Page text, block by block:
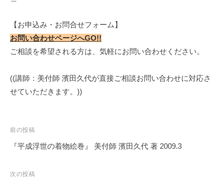
【お申込み・お問合せフォーム】
お問い合わせページへGO!!
ご相談を希望される方は、気軽にお問い合わせください。
((講師：美付師 濱田久代が直接ご相談お問い合わせに対応さ
せていただきます。))
投
稿
ビ
前の投稿
『平成浮世の着物絵巻』 美付師 濱田久代 著 2009.3
次の投稿